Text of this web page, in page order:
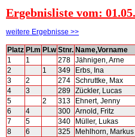
Ergebnisliste vom:
weitere Ergebnisse >>
Platz Pl.m Pl.w Stnr. Name,Vorname
1
1 278 Jähnigen, Arne
2
1 349 Erbs, Ina
3
2 274 Schruttke, Max
4
3 289 Zückler, Lucas
5
2 313 Ehnert, Jenny
6
4 300 Arnold, Fritz
7
5 340 Müller, Lukas
8
6 325 Mehlhorn, Markus